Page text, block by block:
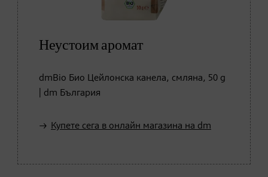
Неустоим аромат
dmBio Био Цейлонска канела, смляна, 50 g
| dm България
Купете сега в онлайн магазина на dm